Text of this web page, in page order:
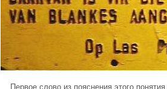
Первое слово из пояснения этого